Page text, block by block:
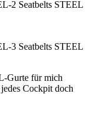
Gurte für mich
Cockpit doch